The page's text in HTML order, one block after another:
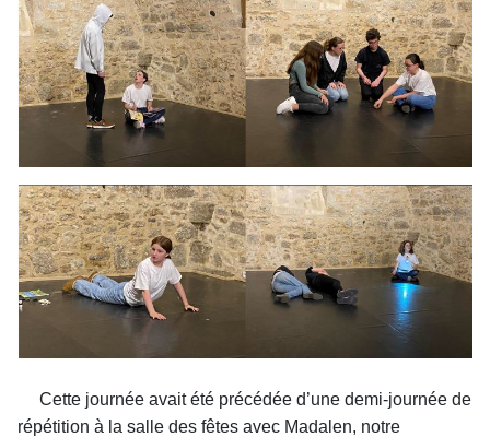
Cette journée avait été précédée d’une demi-journée de
répétition à la salle des fêtes avec Madalen, notre